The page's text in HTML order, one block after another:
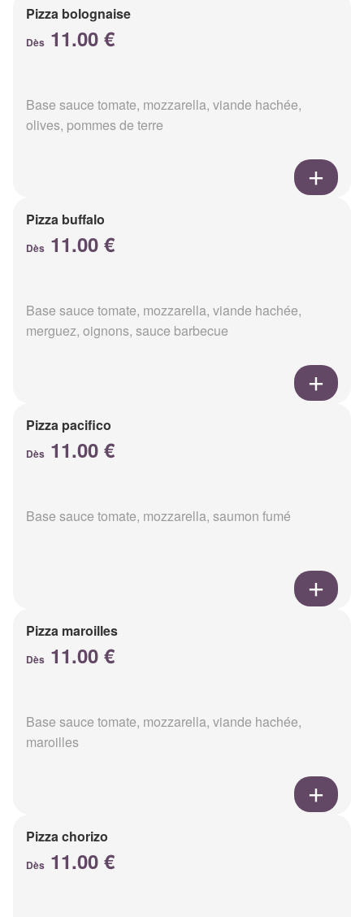
Pizza bolognaise
Dès 11.00 €
Base sauce tomate, mozzarella, viande hachée,
olives, pommes de terre
Pizza buffalo
Dès 11.00 €
Base sauce tomate, mozzarella, viande hachée,
merguez, oignons, sauce barbecue
Pizza pacifico
Dès 11.00 €
Base sauce tomate, mozzarella, saumon fumé
Pizza maroilles
Dès 11.00 €
Base sauce tomate, mozzarella, viande hachée,
maroilles
Pizza chorizo
Dès 11.00 €